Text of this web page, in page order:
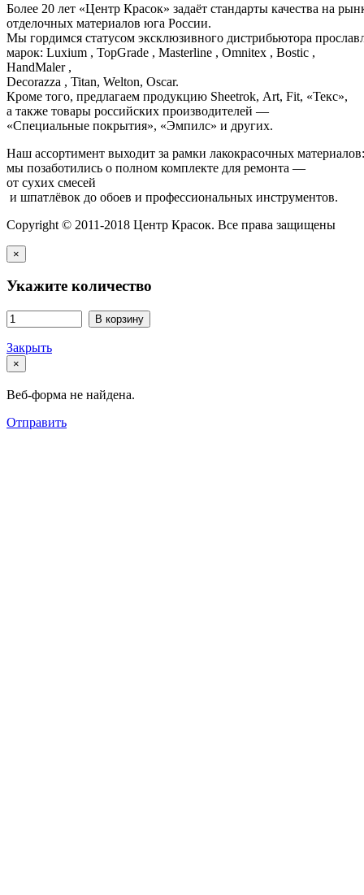
Более 20 лет «Центр Красок» задаёт стандарты качества на
отделочных материалов юга России.
Мы гордимся статусом эксклюзивного дистрибьютора
марок: Luxium , TopGrade , Masterline , Omnitex , Bostic ,
HandMaler ,
Decorazza , Titan, Welton, Oscar.
Кроме того, предлагаем продукцию Sheetrok, Art, Fit, «Текс»,
а также товары российских производителей —
«Специальные покрытия», «Эмпилс» и других.
Наш ассортимент выходит за рамки лакокрасочных
мы позаботились о полном комплекте для ремонта —
от сухих смесей
и шпатлёвок до обоев и профессиональных инструментов.
Copyright © 2011-2018 Центр Красок. Все права защищены
×
Укажите количество
В корзину
Закрыть
×
Веб-форма не найдена.
Отправить